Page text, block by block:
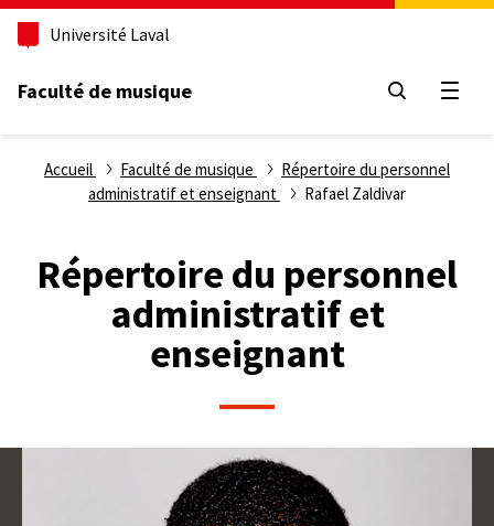
Aller
principal
Université Laval
Faculté de musique
Fil
d'Ariane
Accueil Faculté de musique
Répertoire du personnel
administratif et enseignant
Rafael Zaldivar
Répertoire du personnel
administratif et
enseignant